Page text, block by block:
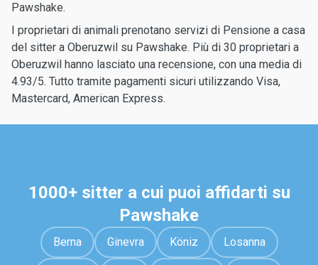
Pawshake.
I proprietari di animali prenotano servizi di Pensione a casa
del sitter a Oberuzwil su Pawshake. Più di 30 proprietari a
Oberuzwil hanno lasciato una recensione, con una media di
4.93/5. Tutto tramite pagamenti sicuri utilizzando Visa,
Mastercard, American Express.
1000+ sitter a cui puoi affidarti su
Pawshake
Berna Ginevra Köniz Losanna